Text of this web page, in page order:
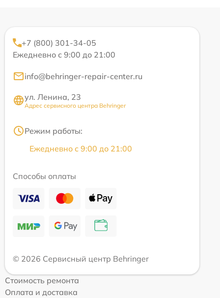
+7 (800) 301-34-05
Ежедневно с 9:00 до 21:00
info@behringer-repair-center.ru
ул. Ленина, 23
Адрес сервисного центра Behringer
Режим работы:
Ежедневно с 9:00 до 21:00
Способы оплаты
© 2026 Сервисный центр Behringer
Стоимость ремонта
Оплата и доставка